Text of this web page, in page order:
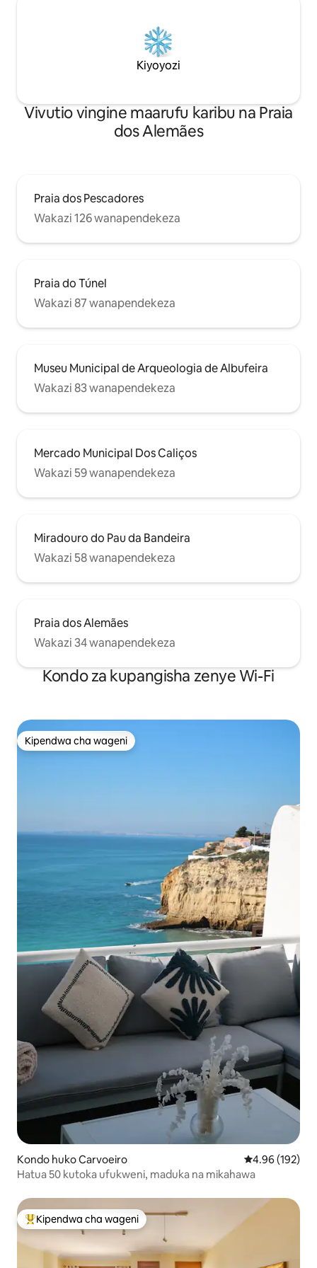
Kiyoyozi
Vivutio vingine maarufu karibu na Praia
dos Alemães
Praia dos Pescadores
Wakazi 126 wanapendekeza
Praia do Túnel
Wakazi 87 wanapendekeza
Museu Municipal de Arqueologia de Albufeira
Wakazi 83 wanapendekeza
Mercado Municipal Dos Caliços
Wakazi 59 wanapendekeza
Miradouro do Pau da Bandeira
Wakazi 58 wanapendekeza
Praia dos Alemães
Wakazi 34 wanapendekeza
Kondo za kupangisha zenye Wi-Fi
Kipendwa cha wageni
Kipendwa cha wageni
Kondo huko Carvoeiro Ukadiriaji wa
4.96 (192)
Hatua 50 kutoka ufukweni, maduka na mikahawa
Kipendwa maarufu cha wageni
Kipendwa cha wageni